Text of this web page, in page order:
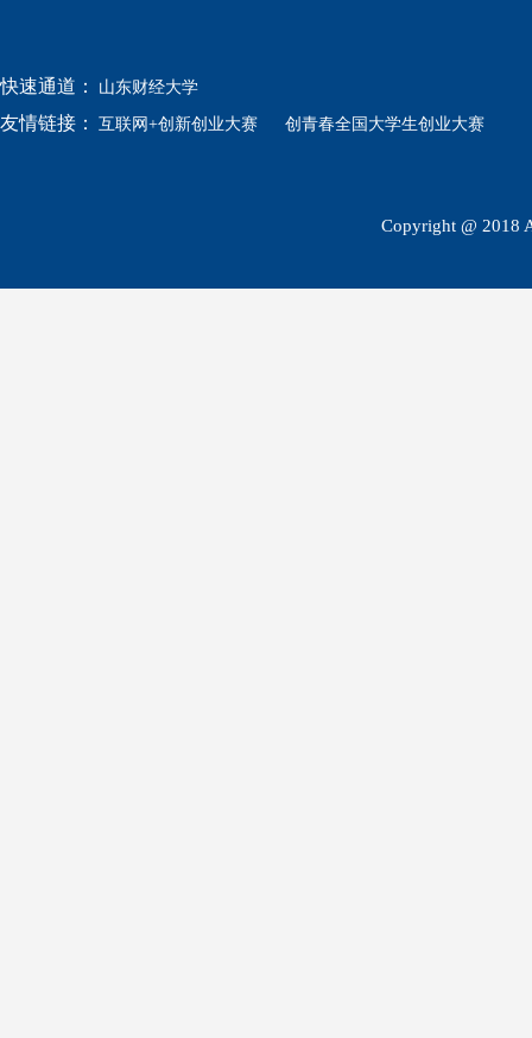
快速通道： 山东财经大学
友情链接： 互联网+创新创业大赛 创青春全国大学生创业大赛
Copyright @ 2018